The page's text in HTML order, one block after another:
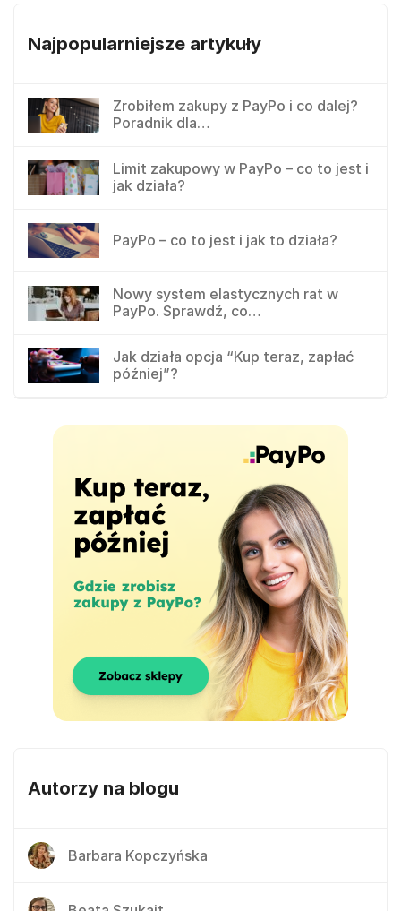
Najpopularniejsze artykuły
Zrobiłem zakupy z PayPo i co dalej?
Poradnik dla…
Limit zakupowy w PayPo – co to jest i
jak działa?
PayPo – co to jest i jak to działa?
Nowy system elastycznych rat w
PayPo. Sprawdź, co…
Jak działa opcja “Kup teraz, zapłać
później”?
Autorzy na blogu
Barbara Kopczyńska